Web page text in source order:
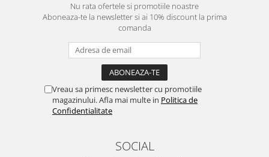
Nu rata ofertele si promotiile noastre
Aboneaza-te la newsletter si ai 10% discount la prima
comanda
Vreau sa primesc newsletter cu promotiile
magazinului. Afla mai multe in Politica de
Confidentialitate
SOCIAL